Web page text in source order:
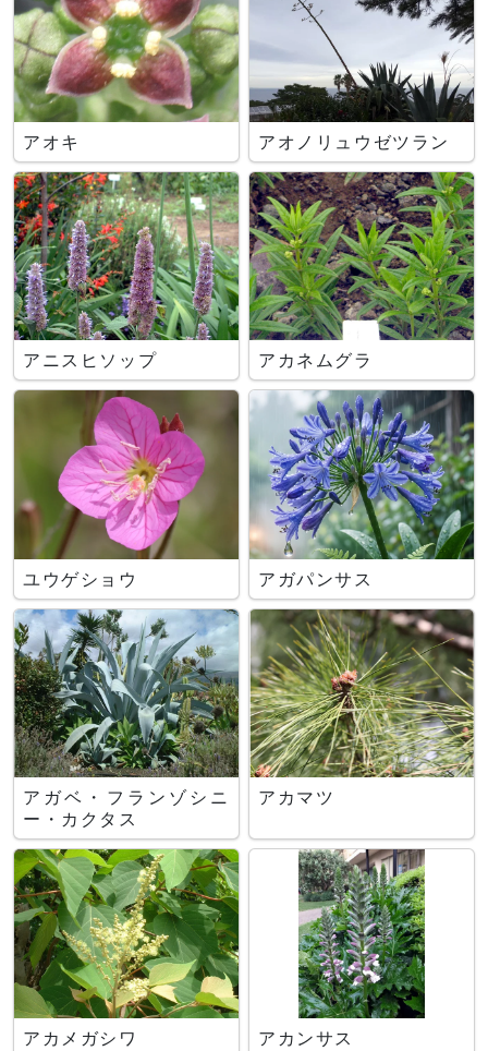
アオキ アオノリュウゼツラン
アニスヒソップ アカネムグラ
ユウゲショウ アガパンサス
アガベ・フランゾシニ
ー・カクタス
アカマツ
アカメガシワ アカンサス